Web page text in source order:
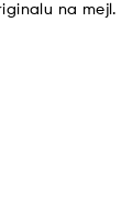
na mejl.